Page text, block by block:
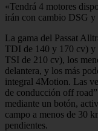
«Tendrá 4 motores
irán con cambio DSG
La gama del Passat
TDI de 140 y 170 cv) y
TSI de 210 cv), los
delantera, y los más
integral 4Motion. Las
de conducción off
mediante un botón,
campo a menos de 30
pendientes.